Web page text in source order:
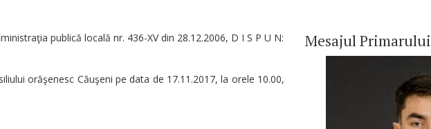
publică locală nr. 436-XV din 28.12.2006, D I S P U N:
orăşenesc Căuşeni pe data de 17.11.2017, la orele 10.00,
Mesajul Primarului